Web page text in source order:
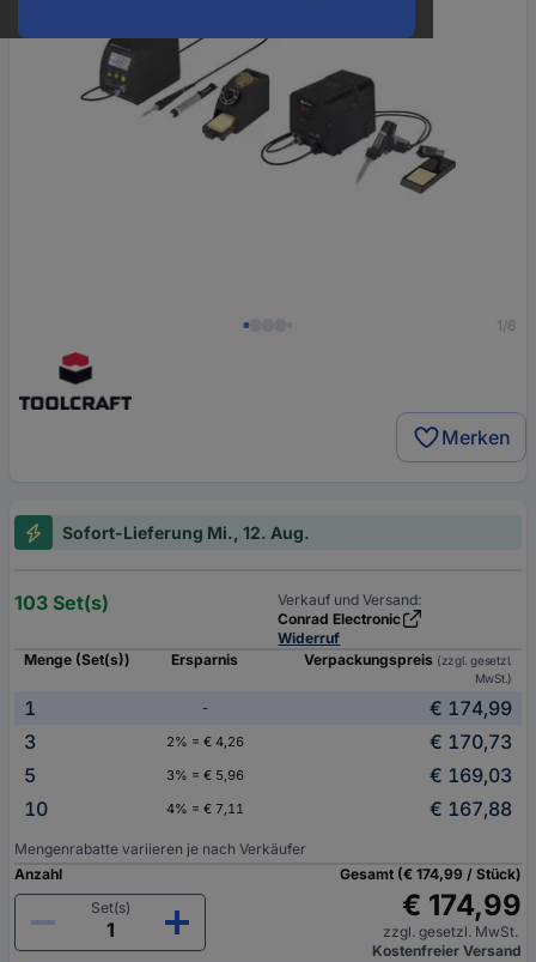
1/6
Merken
Sofort-Lieferung Mi., 12. Aug.
103 Set(s)
Verkauf und Versand:
Conrad Electronic
Widerruf
Menge (Set(s))
Ersparnis Verpackungspreis (zzgl. gesetzl.
MwSt.)
1 -
€ 174,99
3
2% = € 4,26
€ 170,73
5
3% = € 5,96
€ 169,03
10
4% = € 7,11 € 167,88
Mengenrabatte variieren je nach Verkäufer
Anzahl
Set(s)
Gesamt (€ 174,99 / Stück)
€ 174,99
zzgl. gesetzl. MwSt.
Kostenfreier Versand